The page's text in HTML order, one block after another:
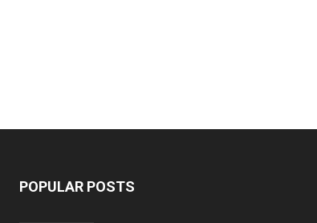
POPULAR POSTS